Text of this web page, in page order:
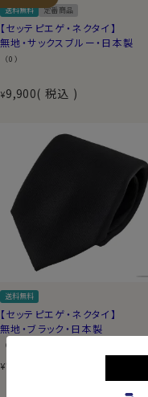
送料無料 定番商品
【セッテピエゲ・ネクタイ】
無地・サックスブルー・日本製
（0）
¥9,900 税込
送料無料
【セッテピエゲ・ネクタイ】
無地・ブラック・日本製
（0）
¥